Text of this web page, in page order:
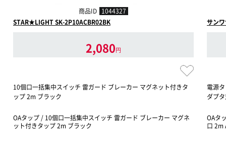
商品ID 1044327
STAR★LIGHT SK-2P10ACBR02BK
2,080円
10個口一括集中スイッチ 雷ガード ブレーカー マグネット付きタ
ップ 2m ブラック
OAタップ / 10個口一括集中スイッチ 雷ガード ブレーカー マグネ
ット付きタップ 2m ブラック
サン
電源
ダプ
OAタ
口 2m